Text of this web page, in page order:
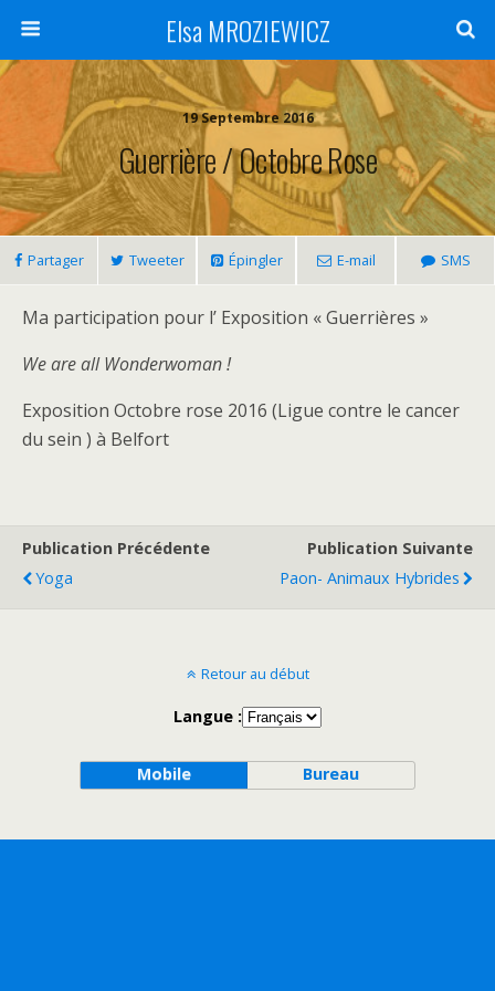
Elsa MROZIEWICZ
19 Septembre 2016
Guerrière / Octobre Rose
Partager Tweeter Épingler E-mail SMS
Ma participation pour l’ Exposition « Guerrières »
We are all Wonderwoman !
Exposition Octobre rose 2016 (Ligue contre le cancer
du sein ) à Belfort
Publication Précédente
Yoga
Publication Suivante
Paon- Animaux Hybrides
Retour au début
Langue :
Mobile Bureau